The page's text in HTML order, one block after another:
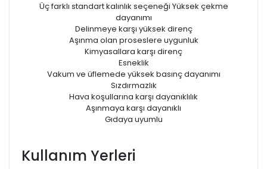
Üç farklı standart kalınlık seçeneği Yüksek çekme
dayanımı
Delinmeye karşı yüksek direnç
Aşınma olan proseslere uygunluk
Kimyasallara karşı direnç
Esneklik
Vakum ve üfIemede yüksek basınç dayanımı
Sızdırmazlık
Hava koşullarına karşı dayanıklılık
Aşınmaya karşı dayanıklı
Gıdaya uyumlu
Kullanım Yerleri